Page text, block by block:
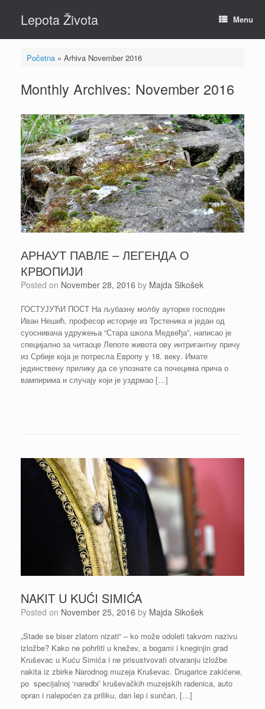
contentLepota Života Menu
Početna» Arhiva November 2016
Monthly Archives: November 2016
АРНАУТ ПАВЛЕ – ЛЕГЕНДА О
КРВОПИЈИ
Posted on November 28, 2016 by Majda Sikošek
ГОСТУЈУЋИ ПОСТ На љубазну молбу ауторке господин
Иван Нешић, професор историје из Трстеника и један од
суоснивача удружења “Стара школа Медвеђа”, написао је
специјално за читаоце Лепоте живота ову интригантну причу
из Србије која је потресла Европу у 18. веку. Имате
јединствену прилику да се упознате са почецима прича о
вампирима и случају који је уздрмао […]
NAKIT U KUĆI SIMIĆA
Posted on November 25, 2016 by Majda Sikošek
„Stade se biser zlatom nizati“ – ko može odoleti takvom nazivu
izložbe? Kako ne pohrliti u knežev, a bogami i kneginjin grad
Kruševac u Kuću Simića i ne prisustvovati otvaranju izložbe
nakita iz zbirke Narodnog muzeja Kruševac. Drugarice zakićene,
po specijalnoj ‘naredbi’ kruševačkih muzejskih radenica, auto
opran i nalepoćen za priliku, dan lep i sunčan, […]